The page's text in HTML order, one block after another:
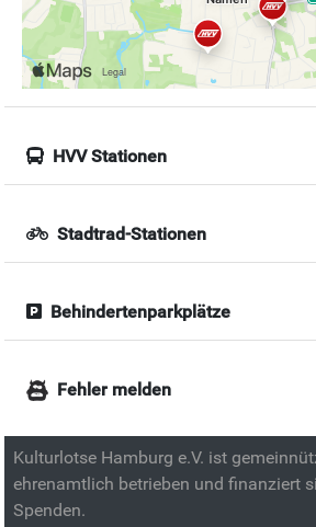
HVV Stationen
Stadtrad-Stationen
Behindertenparkplätze
Fehler melden
Kulturlotse Hamburg e.V. ist
ehrenamtlich betrieben und finanziert
Spenden.